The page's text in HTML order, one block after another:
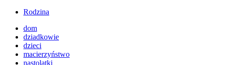
Rodzina
dom
dziadkowie
dzieci
macierzyństwo
nastolatki